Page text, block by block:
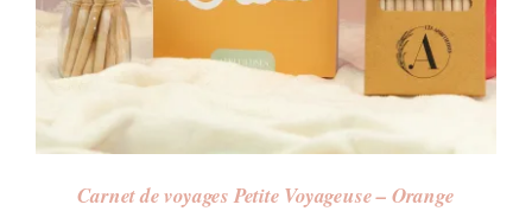
Carnet de voyages Petite Voyageuse – Orange